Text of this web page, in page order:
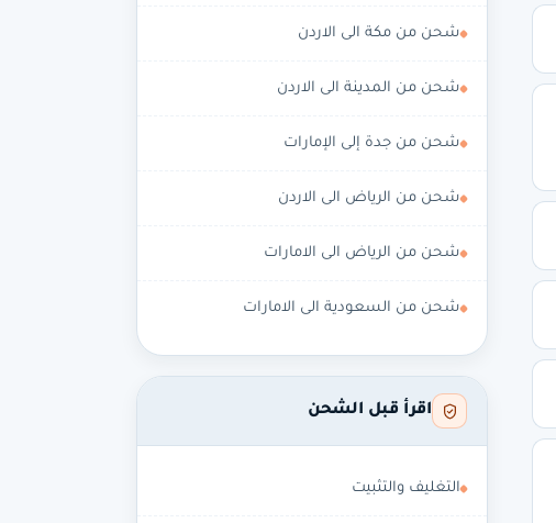
شحن من مكة الى الاردن
شحن من المدينة الى الاردن
شحن من جدة إلى الإمارات
شحن من الرياض الى الاردن
شحن من الرياض الى الامارات
شحن من السعودية الى الامارات
اقرأ قبل الشحن
التغليف والتثبيت